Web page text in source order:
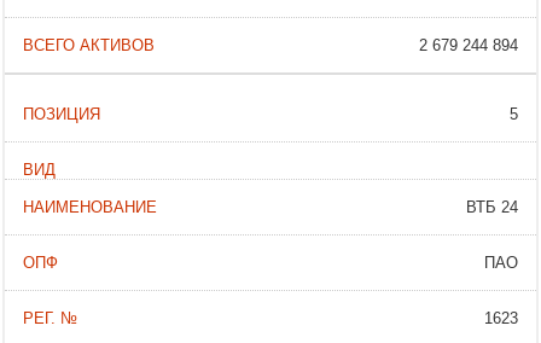
2 679 244 894
5
ВТБ 24
ПАО
1623